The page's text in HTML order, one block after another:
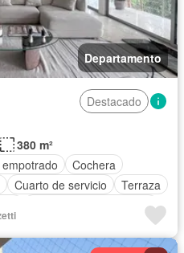
Departamento
Destacado
380 m²
Cochera
Cuarto de servicio
Terraza
Parcialmente amoblado